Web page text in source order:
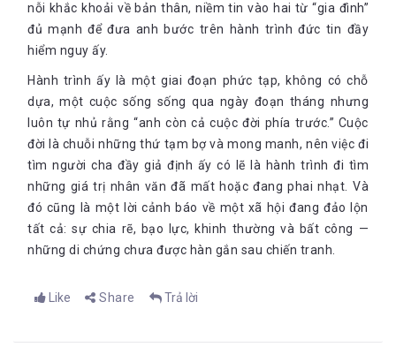
nỗi khắc khoải về bản thân, niềm tin vào hai từ “gia đình”
đủ mạnh để đưa anh bước trên hành trình đức tin đầy
hiểm nguy ấy.
Hành trình ấy là một giai đoạn phức tạp, không có chỗ
dựa, một cuộc sống sống qua ngày đoạn tháng nhưng
luôn tự nhủ rằng “anh còn cả cuộc đời phía trước.” Cuộc
đời là chuỗi những thứ tạm bợ và mong manh, nên việc đi
tìm người cha đầy giả định ấy có lẽ là hành trình đi tìm
những giá trị nhân văn đã mất hoặc đang phai nhạt. Và
đó cũng là một lời cảnh báo về một xã hội đang đảo lộn
tất cả: sự chia rẽ, bạo lực, khinh thường và bất công —
những di chứng chưa được hàn gắn sau chiến tranh.
Like Share Trả lời